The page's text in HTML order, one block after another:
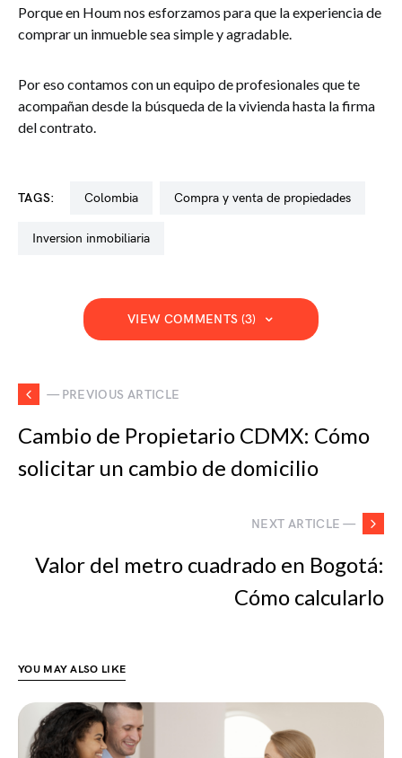
Porque en Houm nos esforzamos para que la experiencia de
comprar un inmueble sea simple y agradable.
Por eso contamos con un equipo de profesionales que te
acompañan desde la búsqueda de la vivienda hasta la firma
del contrato.
TAGS: colombia compra y venta de propiedades
inversion inmobiliaria
VIEW COMMENTS (3)
— PREVIOUS ARTICLE
Cambio de Propietario CDMX: Cómo
solicitar un cambio de domicilio
NEXT ARTICLE —
Valor del metro cuadrado en Bogotá:
Cómo calcularlo
YOU MAY ALSO LIKE